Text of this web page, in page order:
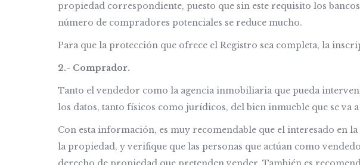
propiedad correspondiente, puesto que sin este requisito los
número de compradores potenciales se reduce mucho.
Para que la protección que ofrece el Registro sea completa, la
2.- Comprador.
Tanto el vendedor como la agencia inmobiliaria que pueda
los datos, tanto físicos como jurídicos, del bien inmueble que se va
Con esta información, es muy recomendable que el interesado en
la propiedad, y verifique que las personas que actúan como